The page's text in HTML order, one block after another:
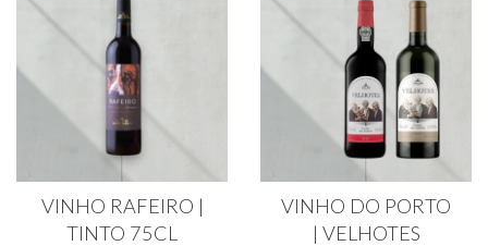
VINHO RAFEIRO |
TINTO 75CL
VINHO DO PORTO
| VELHOTES